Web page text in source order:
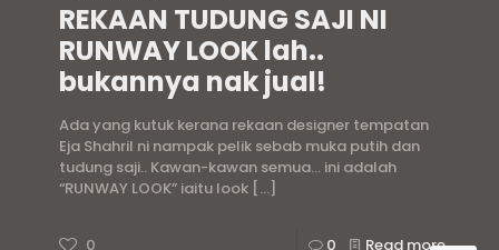
REKAAN TUDUNG SAJI NI
RUNWAY LOOK lah..
bukannya nak jual!
Ada yang kutuk kerana rekaan designer tempatan
Eja Shahril ni nampak pelik sebab muka putih dan
tudung saji.. Kawan-kawan semua… ini adalah
“RUNWAY LOOK” iaitu look […]
0 0 Read more